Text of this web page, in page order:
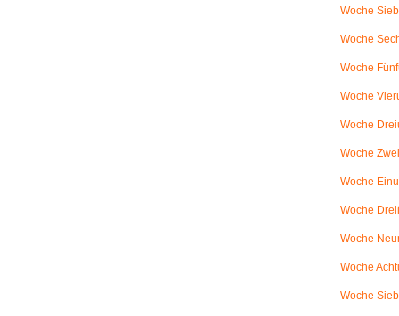
Woche
Woche
Woche
Woche
Woche
Woche
Woche
Woche
Woche
Woche
Woche